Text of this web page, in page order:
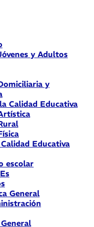
y Adultos
y
Calidad Educativa
Educativa
escolar
General